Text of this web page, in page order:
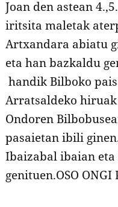
Joan den astean
iritsita maletak
Artxandara abiatu
eta han bazkaldu
handik Bilboko
Arratsaldeko
Ondoren
pasaietan ibili
Ibaizabal ibaian
genituen.OSO ONGI